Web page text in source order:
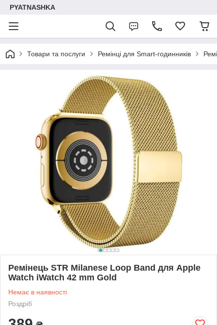
PYATNASHKA
Товари та послуги Ремінці для Smart-годинників
Ремінець STR Milanese Loop Band для Apple
Watch iWatch 42 mm Gold
Немає в наявності
Роздріб